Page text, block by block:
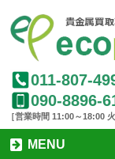
011-807-
090-8896-
MENU